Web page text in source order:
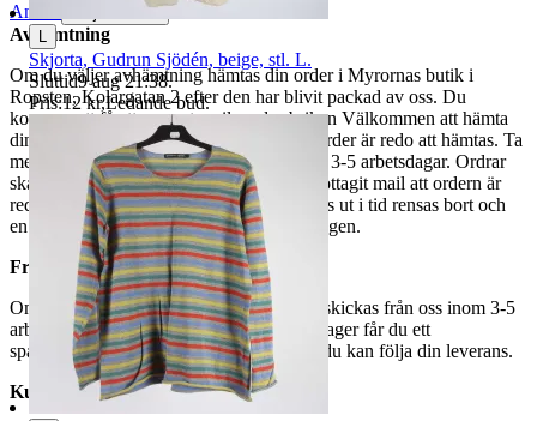
Avhämtning
Om du väljer avhämtning hämtas din order i Myrornas butik i
Ropsten, Kolargatan 2 efter den har blivit packad av oss. Du
kommer att få ett separat mail med rubriken Välkommen att hämta
din order på Myrorna i Ropsten! när din order är redo att hämtas. Ta
med legitimation. Hanteringstiden är cirka 3-5 arbetsdagar. Ordrar
ska hämtas senast 7 dagar efter att man mottagit mail att ordern är
redo för avhämtning. Ordrar som ej hämtas ut i tid rensas bort och
en avgift på 84 kr dras av från återbetalningen.
Frakt
Om du har valt frakt kommer din vara att skickas från oss inom 3-5
arbetsdagar. När din vara har lämnat vårt lager får du ett
spårningsnummer av DSV inom kort där du kan följa din leverans.
Kundservice
Anmäl Sälj liknande
L
Skjorta, Gudrun Sjödén, beige, stl. L.
Sluttid9 aug 21:38.
Pris:12 kr,Ledande bud.